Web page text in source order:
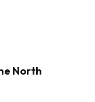
North